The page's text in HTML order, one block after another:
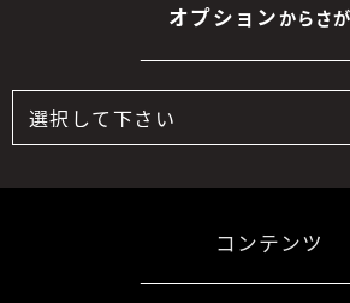
オプションからさ
コンテンツ